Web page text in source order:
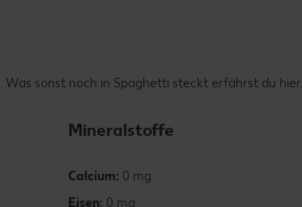
. Was sonst noch in Spaghetti steckt erfährst du hier.
Mineralstoffe
Calcium: 0 mg
Eisen: 0 mg